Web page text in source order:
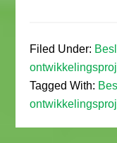
Filed Under:
Tagged With: